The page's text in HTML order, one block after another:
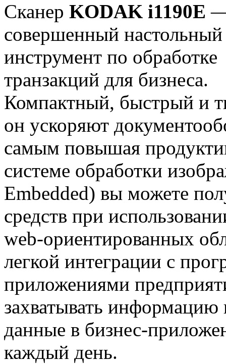
Сканер KODAK i1190E
совершенный настольный
инструмент по обработке
транзакций для бизнеса.
Компактный, быстрый и
он ускоряют
самым повышая
системе обработки
Embedded) вы можете
средств при
web-ориентированных
легкой интеграции с
приложениями
захватывать информацию
данные в бизнес-
каждый день.